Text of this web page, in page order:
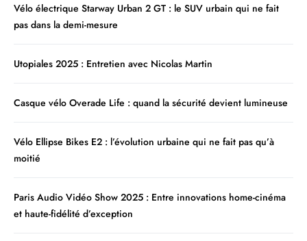
Vélo électrique Starway Urban 2 GT : le SUV urbain qui ne fait
pas dans la demi-mesure
Utopiales 2025 : Entretien avec Nicolas Martin
Casque vélo Overade Life : quand la sécurité devient lumineuse
Vélo Ellipse Bikes E2 : l’évolution urbaine qui ne fait pas qu’à
moitié
Paris Audio Vidéo Show 2025 : Entre innovations home-cinéma
et haute-fidélité d’exception